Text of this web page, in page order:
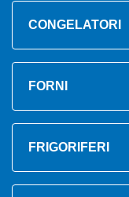
CONGELATORI
FORNI
FRIGORIFERI